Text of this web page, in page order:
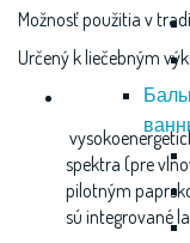
Možnosť použitia v
Určený k liečebným
spektra (pre
pilotným
sú integrované